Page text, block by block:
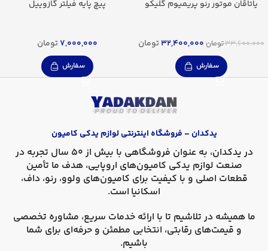
یاتاقان موتور رنو پریمیوم گلیکو
33,600,000تومان32,400,000 تومان
سفارش
پیچ پایه فیلتر گازوییل
7,000,000 تومان
سفارش
یدکدان – فروشگاه اینترنتی لوازم یدکی کامیون
در یدکدان
، به عنوان فروشگاهی با بیش از 50 سال تجربه در
صنعت لوازم یدکی کامیون‌های اروپایی، هدف ما تأمین
قطعات اصلی و با کیفیت برای کامیون‌های ولوو، رنو، داف،
اسکانیا است.
ما همیشه در تلاشیم تا با ارائه خدمات سریع، مشاوره تخصصی
و قیمت‌های رقابتی، انتخابی مطمئن و حرفه‌ای برای شما
باشیم.